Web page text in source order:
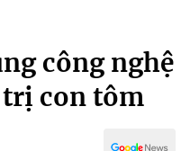
công nghệ
trị con tôm